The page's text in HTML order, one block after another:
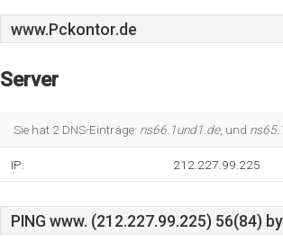
www.Pckontor.de
Server
Sie hat 2 DNS-Einträge: ns66.1und1.de, und
IP: 212.227.99.225
PING www. (212.227.99.225) 56(84)